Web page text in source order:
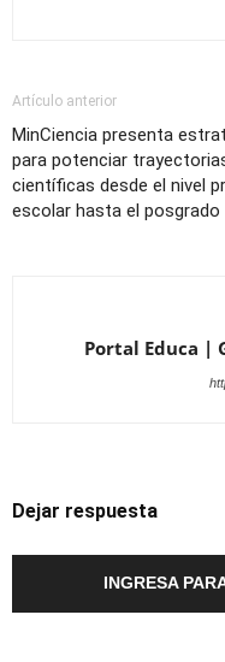
Artículo anterior
MinCiencia presenta
para potenciar
científicas desde el nivel
escolar hasta el posgrado
Portal Educa |
Dejar respuesta
INGRESA